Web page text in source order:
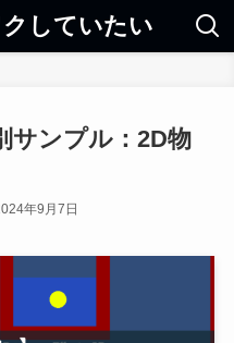
していたい
サンプル：2D物
年9月7日